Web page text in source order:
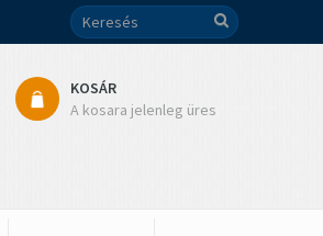
KOSÁR
A kosara jelenleg üres